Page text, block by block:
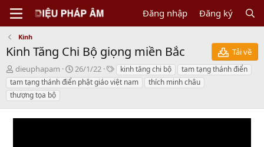
Đăng nhập Đăng ký
Kinh
Kinh Tăng Chi Bộ giọng miền Bắc
Tải về
N
g
ư
ờ
i
g
dieuphapam
C
r
e
t
i
26/1/22
T
a
g
kinh tăng chi bộ
tam tạng thánh điển
tam tạng thánh điển phật giáo việt nam
thích minh châu
thượng tọa bộ